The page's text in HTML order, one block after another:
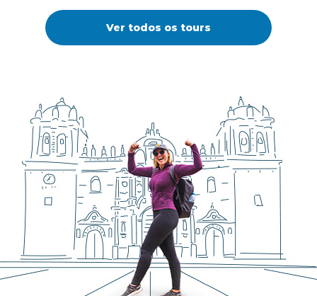
Ver todos os tours